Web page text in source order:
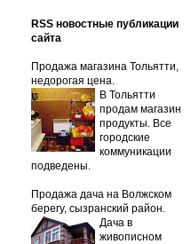
RSS новостные публикации
сайта
Продажа магазина Тольятти,
недорогая цена.
В Тольятти
продам магазин
продукты. Все
городские
коммуникации
подведены.
Продажа дача на Волжском
берегу, сызранский район.
Дача в
живописном